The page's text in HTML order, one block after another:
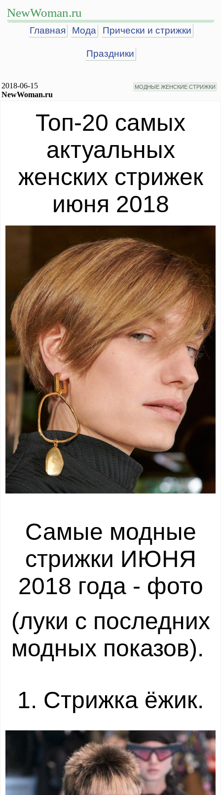
NewWoman.ru
Главная Мода Прически и стрижки
Праздники
2018-06-15
NewWoman.ru
МОДНЫЕ ЖЕНСКИЕ СТРИЖКИ
Топ-20 самых
актуальных
женских стрижек
июня 2018
Самые модные
стрижки ИЮНЯ
2018 года - фото
(луки с последних
модных показов).
1. Стрижка ёжик.